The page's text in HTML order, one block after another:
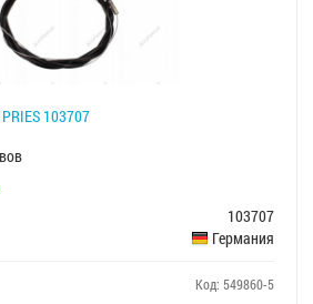
103707
103707
Германия
Код: 549860-5